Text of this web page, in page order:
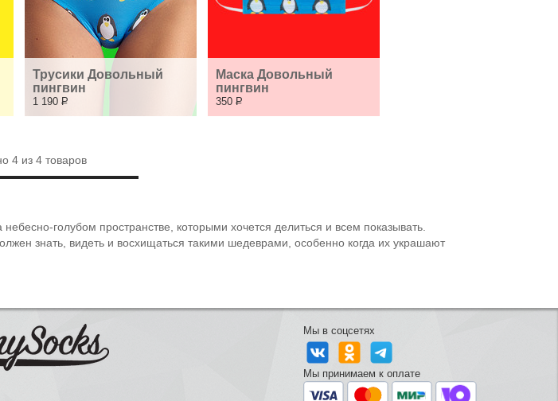
Трусики Довольный
пингвин
1 190 Р
Маска Довольный
пингвин
350 Р
4 из 4 товаров
голубом пространстве, которыми хочется делиться и всем показывать.
знать, видеть и восхищаться такими шедеврами, особенно когда их украшают
Мы в соцсетях
Мы принимаем к оплате